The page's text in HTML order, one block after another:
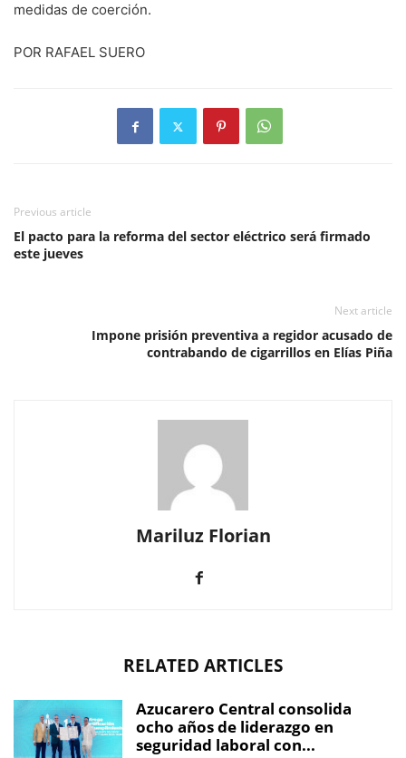
medidas de coerción.
POR RAFAEL SUERO
Previous article
El pacto para la reforma del sector eléctrico será firmado
este jueves
Next article
Impone prisión preventiva a regidor acusado de
contrabando de cigarrillos en Elías Piña
Mariluz Florian
RELATED ARTICLES
Azucarero Central consolida
ocho años de liderazgo en
seguridad laboral con...